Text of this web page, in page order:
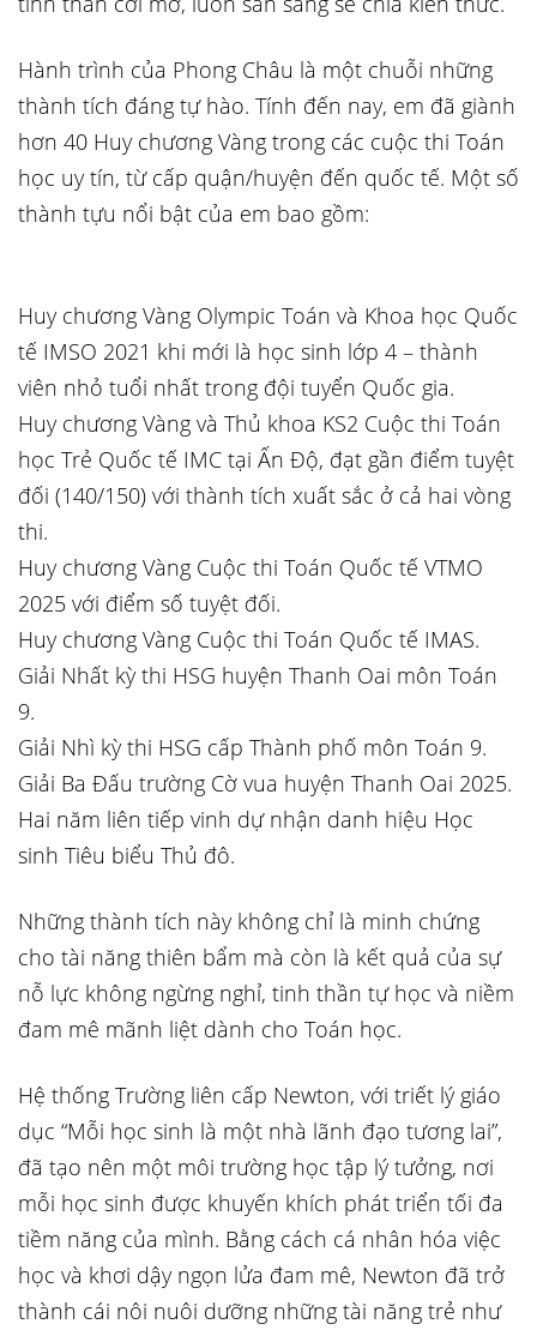
Hành trình của Phong Châu là một chuỗi những
thành tích đáng tự hào. Tính đến nay, em đã giành
hơn 40 Huy chương Vàng trong các cuộc thi Toán
học uy tín, từ cấp quận/huyện đến quốc tế. Một số
thành tựu nổi bật của em bao gồm:
Huy chương Vàng Olympic Toán và Khoa học Quốc
tế IMSO 2021 khi mới là học sinh lớp 4 – thành
viên nhỏ tuổi nhất trong đội tuyển Quốc gia.
Huy chương Vàng và Thủ khoa KS2 Cuộc thi Toán
học Trẻ Quốc tế IMC tại Ấn Độ, đạt gần điểm tuyệt
đối (140/150) với thành tích xuất sắc ở cả hai vòng
thi.
Huy chương Vàng Cuộc thi Toán Quốc tế VTMO
2025 với điểm số tuyệt đối.
Huy chương Vàng Cuộc thi Toán Quốc tế IMAS.
Giải Nhất kỳ thi HSG huyện Thanh Oai môn Toán
9.
Giải Nhì kỳ thi HSG cấp Thành phố môn Toán 9.
Giải Ba Đấu trường Cờ vua huyện Thanh Oai 2025.
Hai năm liên tiếp vinh dự nhận danh hiệu Học
sinh Tiêu biểu Thủ đô.
Những thành tích này không chỉ là minh chứng
cho tài năng thiên bẩm mà còn là kết quả của sự
nỗ lực không ngừng nghỉ, tinh thần tự học và niềm
đam mê mãnh liệt dành cho Toán học.
Hệ thống Trường liên cấp Newton, với triết lý giáo
dục “Mỗi học sinh là một nhà lãnh đạo tương lai”,
đã tạo nên một môi trường học tập lý tưởng, nơi
mỗi học sinh được khuyến khích phát triển tối đa
tiềm năng của mình. Bằng cách cá nhân hóa việc
học và khơi dậy ngọn lửa đam mê, Newton đã trở
thành cái nôi nuôi dưỡng những tài năng trẻ như